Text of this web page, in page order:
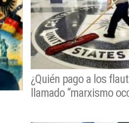
¿Quién pago a los
llamado “marxismo